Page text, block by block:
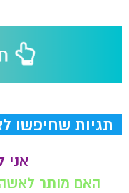
תגיות שחיפשו
אני
האם מותר